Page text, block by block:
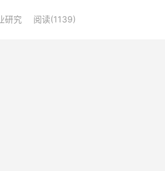
研究
阅读(1139)